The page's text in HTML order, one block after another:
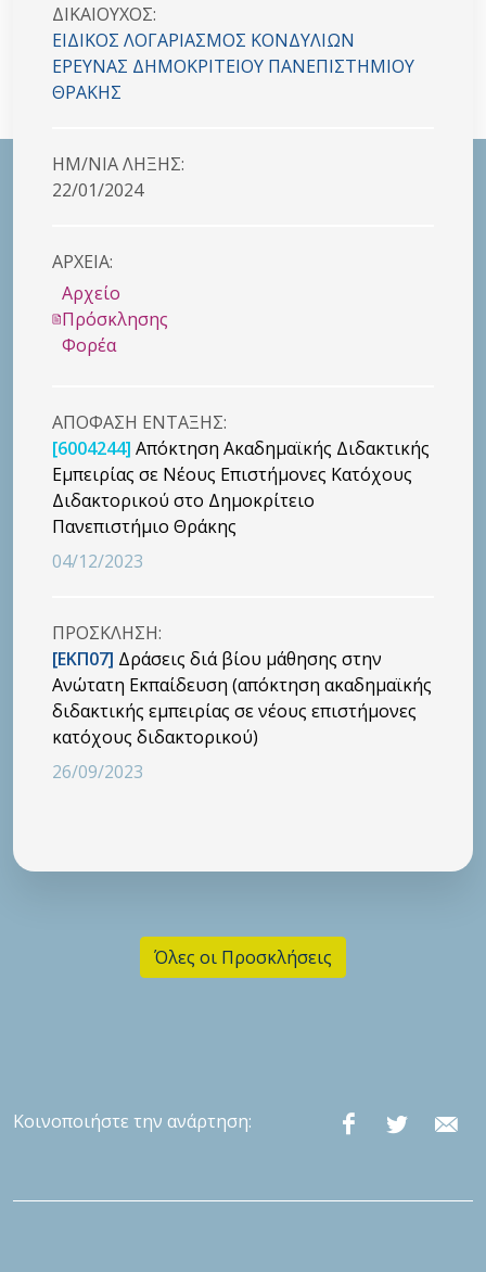
ΔΙΚΑΙΟYΧΟΣ:
ΕΙΔΙΚΟΣ ΛΟΓΑΡΙΑΣΜΟΣ ΚΟΝΔΥΛΙΩΝ
ΕΡΕΥΝΑΣ ΔΗΜΟΚΡΙΤΕΙΟΥ ΠΑΝΕΠΙΣΤΗΜΙΟΥ
ΘΡΑΚΗΣ
HM/NIA ΛΗΞΗΣ:
22/01/2024
ΑΡΧΕΙΑ:
Αρχείο
Πρόσκλησης
Φορέα
ΑΠΟΦΑΣΗ ΕΝΤΑΞΗΣ:
[6004244] Απόκτηση Ακαδημαϊκής Διδακτικής
Εμπειρίας σε Νέους Επιστήμονες Κατόχους
Διδακτορικού στο Δημοκρίτειο
Πανεπιστήμιο Θράκης
04/12/2023
ΠΡΟΣΚΛΗΣΗ:
[ΕΚΠ07] Δράσεις διά βίου μάθησης στην
Ανώτατη Εκπαίδευση (απόκτηση ακαδημαϊκής
διδακτικής εμπειρίας σε νέους επιστήμονες
κατόχους διδακτορικού)
26/09/2023
Όλες οι Προσκλήσεις
Κοινοποιήστε την ανάρτηση: